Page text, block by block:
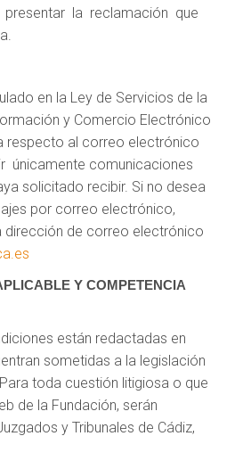
la reclamación que
en la Ley de Servicios de la
y Comercio Electrónico
respecto al correo electrónico
únicamente comunicaciones
solicitado recibir. Si no desea
por correo electrónico,
dirección de correo electrónico
Y COMPETENCIA
están redactadas en
sometidas a la legislación
toda cuestión litigiosa o que
de la Fundación, serán
y Tribunales de Cádiz,